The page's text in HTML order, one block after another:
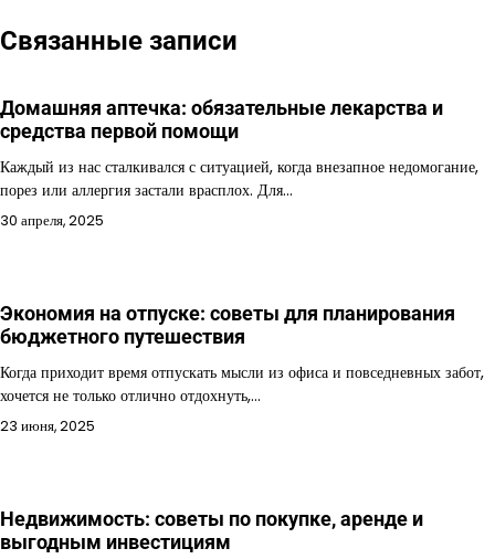
Связанные записи
Домашняя аптечка: обязательные лекарства и
средства первой помощи
Каждый из нас сталкивался с ситуацией, когда внезапное недомогание,
порез или аллергия застали врасплох. Для…
30 апреля, 2025
Экономия на отпуске: советы для планирования
бюджетного путешествия
Когда приходит время отпускать мысли из офиса и повседневных забот,
хочется не только отлично отдохнуть,…
23 июня, 2025
Недвижимость: советы по покупке, аренде и
выгодным инвестициям